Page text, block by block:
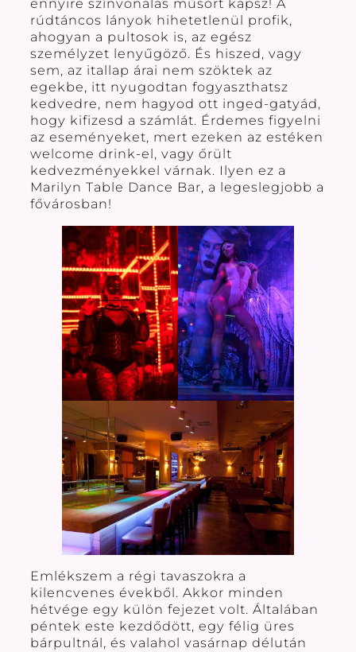
ennyire színvonalas műsort kapsz! A
rúdtáncos lányok hihetetlenül profik,
ahogyan a pultosok is, az egész
személyzet lenyűgöző. És hiszed, vagy
sem, az itallap árai nem szöktek az
egekbe, itt nyugodtan fogyaszthatsz
kedvedre, nem hagyod ott inged-gatyád,
hogy kifizesd a számlát. Érdemes figyelni
az eseményeket, mert ezeken az estéken
welcome drink-el, vagy őrült
kedvezményekkel várnak. Ilyen ez a
Marilyn Table Dance Bar, a legeslegjobb a
fővárosban!
Emlékszem a régi tavaszokra a
kilencvenes évekből. Akkor minden
hétvége egy külön fejezet volt. Általában
péntek este kezdődött, egy félig üres
bárpultnál, és valahol vasárnap délután